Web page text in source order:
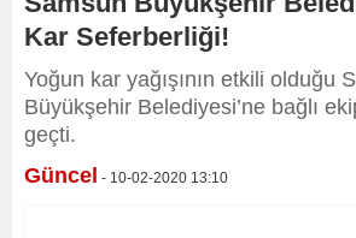
Kar Seferberliği!
Yoğun kar yağışının etkili olduğu
Büyükşehir Belediyesi’ne bağlı
geçti.
Güncel - 10-02-2020 13:10